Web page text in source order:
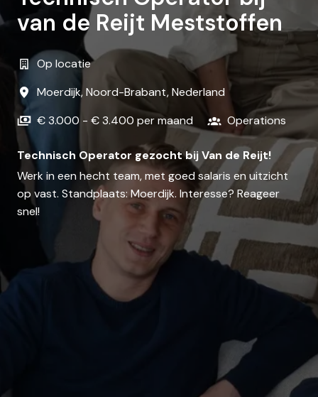
van de Reijt Meststoffen
Op locatie
Moerdijk,Noord-Brabant,Nederland
€ 3.000 - € 3.400 per maand
Operations
Technisch Operator gezocht bij Van de Reijt!
Werk in een hecht team, met goed salaris en uitzicht
op vast. Standplaats: Moerdijk. Interesse? Reageer
snel!